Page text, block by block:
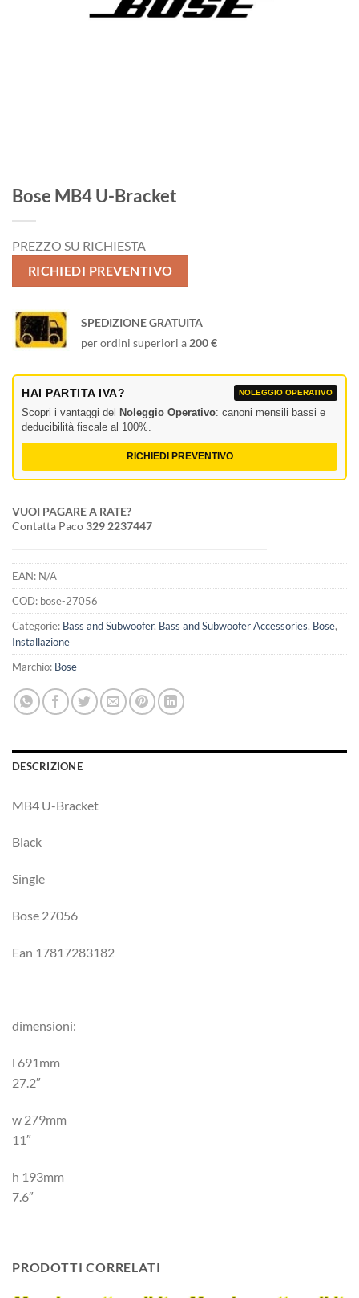
Bose MB4 U-Bracket
PREZZO SU RICHIESTA
RICHIEDI PREVENTIVO
SPEDIZIONE GRATUITA
per ordini superiori a 200 €
HAI PARTITA IVA? NOLEGGIO OPERATIVO
Scopri i vantaggi del Noleggio Operativo: canoni mensili bassi e
deducibilità fiscale al 100%.
RICHIEDI PREVENTIVO
VUOI PAGARE A RATE?
Contatta Paco329 2237447
EAN: N/A
COD: bose-27056
Categorie: Bass and Subwoofer, Bass and Subwoofer Accessories, Bose,
Installazione
Marchio: Bose
DESCRIZIONE
MB4 U-Bracket
Black
Single
Bose 27056
Ean 17817283182
dimensioni:
l 691mm
27.2″
w 279mm
11″
h 193mm
7.6″
PRODOTTI CORRELATI